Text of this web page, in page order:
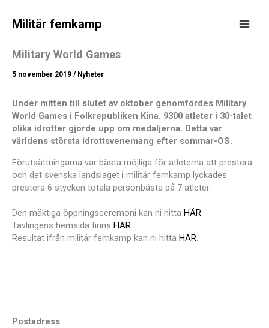
innehållMilitär femkamp
Military World Games
5 november 2019 / Nyheter
Under mitten till slutet av oktober genomfördes Military
World Games i Folkrepubliken Kina. 9300 atleter i 30-talet
olika idrotter gjorde upp om medaljerna. Detta var
världens största idrottsvenemang efter sommar-OS.
Förutsättningarna var bästa möjliga för atleterna att prestera
och det svenska landslaget i militär femkamp lyckades
prestera 6 stycken totala personbästa på 7 atleter.
Den mäktiga öppningsceremoni kan ni hitta HÄR.
Tävlingens hemsida finns HÄR.
Resultat ifrån militär femkamp kan ni hitta HÄR.
Postadress